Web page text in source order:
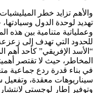
والأهم تزايد خطر
تهديد لوحدة الدول
وعملياتية متنامية بين هذه
للحدود التي تهدف إلى
“الأسد الإفريقي” كأحد أهم
المخاطر، حيث لا تقتصر
في بناء قدرة ردع جماعية
سيناريوهات معقدة، وتفعيل
وتوفير إطار لوجستي لانتشار